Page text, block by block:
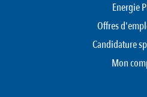
Energie
Offres
Candidature
Mon